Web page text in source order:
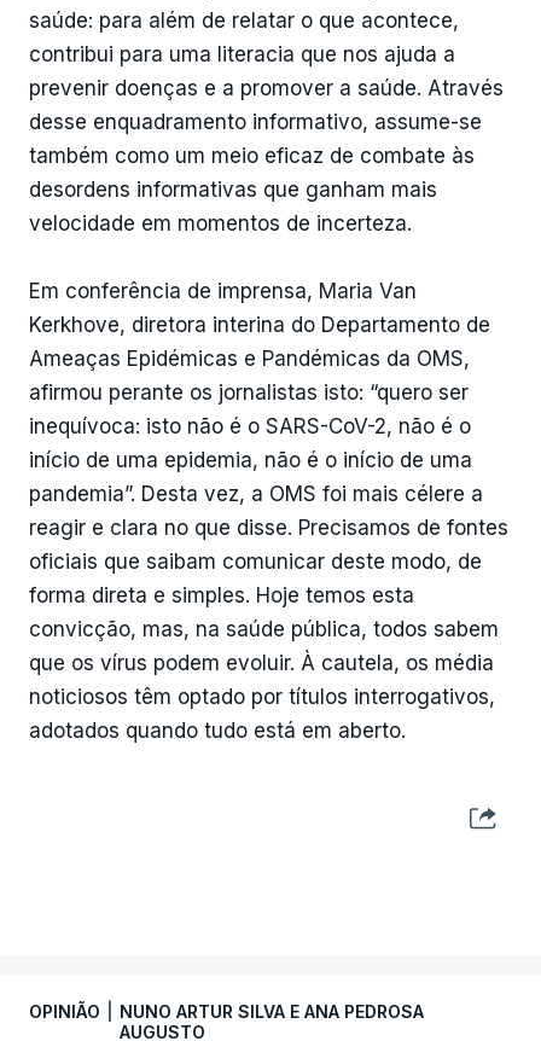
saúde: para além de relatar o que acontece,
contribui para uma literacia que nos ajuda a
prevenir doenças e a promover a saúde. Através
desse enquadramento informativo, assume-se
também como um meio eficaz de combate às
desordens informativas que ganham mais
velocidade em momentos de incerteza.
Em conferência de imprensa, Maria Van
Kerkhove, diretora interina do Departamento de
Ameaças Epidémicas e Pandémicas da OMS,
afirmou perante os jornalistas isto: “quero ser
inequívoca: isto não é o SARS-CoV-2, não é o
início de uma epidemia, não é o início de uma
pandemia”. Desta vez, a OMS foi mais célere a
reagir e clara no que disse. Precisamos de fontes
oficiais que saibam comunicar deste modo, de
forma direta e simples. Hoje temos esta
convicção, mas, na saúde pública, todos sabem
que os vírus podem evoluir. À cautela, os média
noticiosos têm optado por títulos interrogativos,
adotados quando tudo está em aberto.
OPINIÃO
NUNO ARTUR SILVA E ANA PEDROSA
AUGUSTO